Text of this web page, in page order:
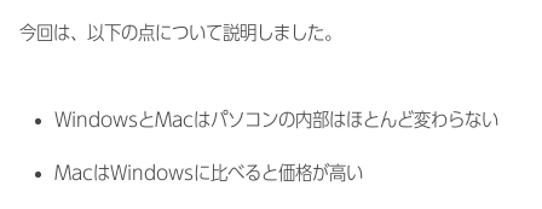
今回は、以下の点について説明しました。
WindowsとMacはパソコンの内部はほとんど変わらない
MacはWindowsに比べると価格が高い